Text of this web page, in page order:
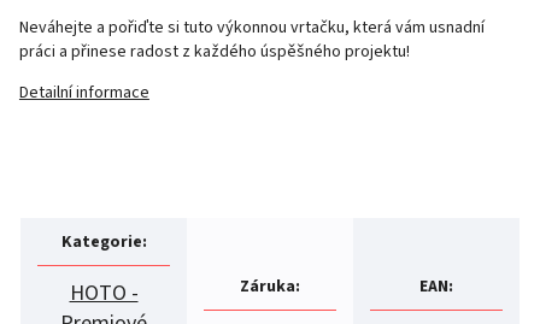
Neváhejte a pořiďte si tuto výkonnou vrtačku, která vám usnadní
práci a přinese radost z každého úspěšného projektu!
Detailní informace
Kategorie:
HOTO -
Záruka: EAN: